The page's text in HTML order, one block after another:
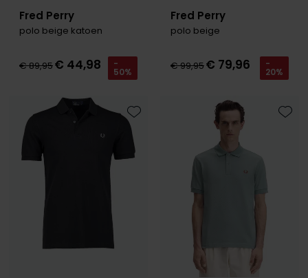
Fred Perry
polo beige katoen
€ 89,95€ 44,98 -
50%
Fred Perry
polo beige
€ 99,95€ 79,96 -
20%
Toevoegen aan favorieten